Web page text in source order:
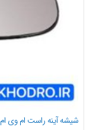
شیشه آینه راست ام وی ام ۳۱۵